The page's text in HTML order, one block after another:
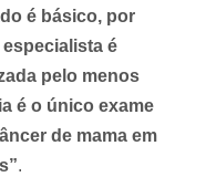
é básico, por
é
pelo menos
é o único exame
de mama em
.